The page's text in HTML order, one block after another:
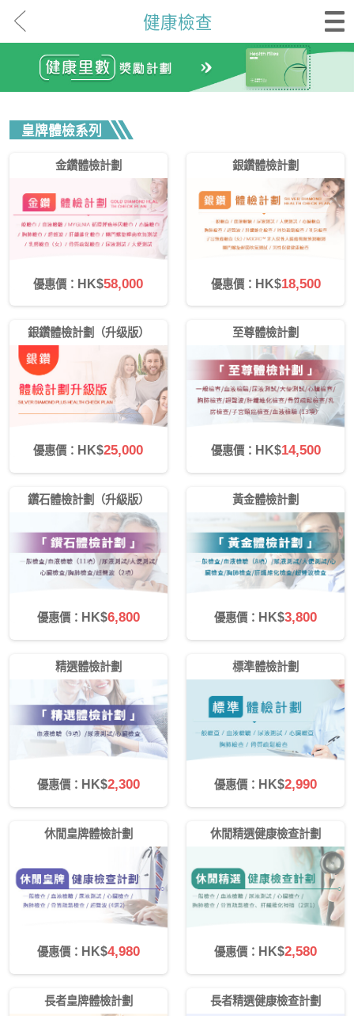
健康檢查
皇牌體檢系列
金鑽體檢計劃
優惠價： HK$58,000
銀鑽體檢計劃
優惠價： HK$18,500
銀鑽體檢計劃（升级版）
優惠價： HK$25,000
至尊體檢計劃
優惠價： HK$14,500
鑽石體檢計劃（升級版）
優惠價： HK$6,800
黃金體檢計劃
優惠價： HK$3,800
精選體檢計劃
優惠價： HK$2,300
標準體檢計劃
優惠價： HK$2,990
休閒皇牌體檢計劃
優惠價： HK$4,980
休閒精選健康檢查計劃
優惠價： HK$2,580
長者皇牌體檢計劃 長者精選健康檢查計劃